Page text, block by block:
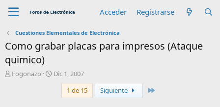
Acceder Registrarse
Cuestiones Elementales de Electrónica
Como grabar placas para impresos (Ataque
quimico)
A
Fogonazo
F
Dic 1, 2007
1 de 15
Siguiente